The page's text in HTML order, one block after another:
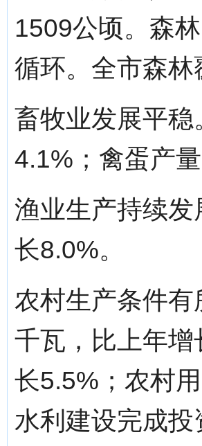
1509公顷。森
循环。全市森
畜牧业发展平
4.1%；禽蛋产
渔业生产持续
长8.0%。
农村生产条件
千瓦，比上年
长5.5%；农村
水利建设完成